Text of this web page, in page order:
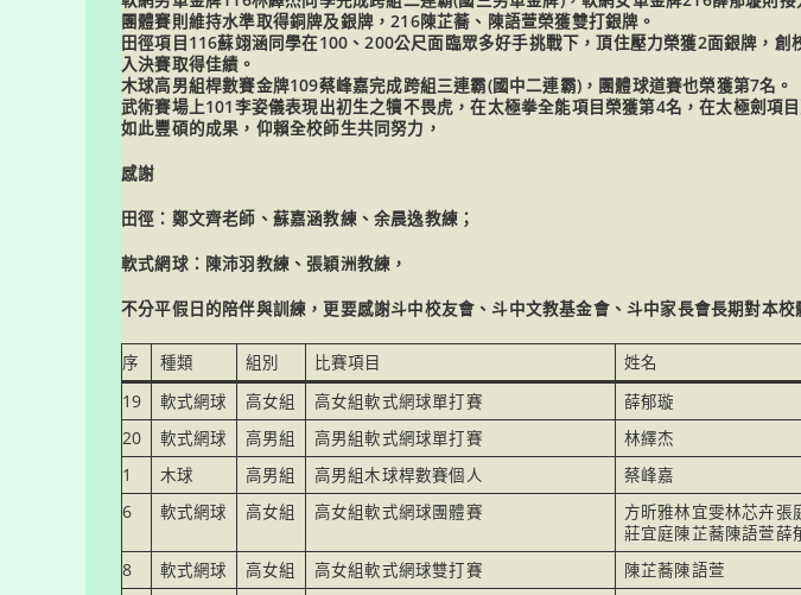
團體賽則維持水準取得銅牌及銀牌，216陳芷蕎、陳語萱榮獲雙打銀牌。
田徑項目116蘇翊涵同學在100、200公尺面臨眾多好手挑戰下，頂住壓力榮獲2面銀牌，創
入決賽取得佳績。
木球高男組桿數賽金牌109蔡峰嘉完成跨組三連霸(國中二連霸)，團體球道賽也榮獲第7名。
武術賽場上101李姿儀表現出初生之犢不畏虎，在太極拳全能項目榮獲第4名，在太極劍項
如此豐碩的成果，仰賴全校師生共同努力，
感謝
田徑：鄭文齊老師、蘇嘉涵教練、余晨逸教練；
軟式網球：陳沛羽教練、張穎洲教練，
不分平假日的陪伴與訓練，更要感謝斗中校友會、斗中文教基金會、斗中家長會長期對本
序 種類 組別 比賽項目 姓名
19
軟式網球 高女組 高女組軟式網球單打賽 薛郁璇
20
軟式網球 高男組 高男組軟式網球單打賽 林繹杰
1
木球 高男組 高男組木球桿數賽個人 蔡峰嘉
6
軟式網球 高女組 高女組軟式網球團體賽
方昕雅林宜雯林芯卉張
莊宜庭陳芷蕎陳語萱薛
8 軟式網球 高女組 高女組軟式網球雙打賽 陳芷蕎陳語萱